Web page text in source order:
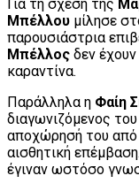
Για τη σχέση της
Μπέλλου μίλησε
παρουσιάστρια
Μπέλλος δεν
καραντίνα.
Παράλληλα η Φαίη
διαγωνιζόμενος του
αποχώρησή του
αισθητική
έγιναν ωστόσο